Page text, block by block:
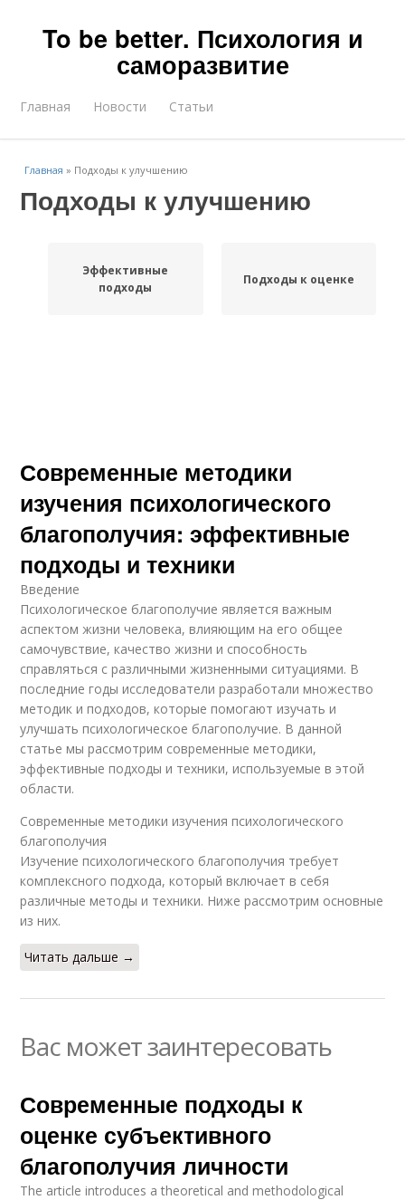
To be better. Психология и
саморазвитие
Главная Новости Статьи
Главная » Подходы к улучшению
Подходы к улучшению
Эффективные
подходы
Подходы к оценке
Современные методики
изучения психологического
благополучия: эффективные
подходы и техники
Введение
Психологическое благополучие является важным
аспектом жизни человека, влияющим на его общее
самочувствие, качество жизни и способность
справляться с различными жизненными ситуациями. В
последние годы исследователи разработали множество
методик и подходов, которые помогают изучать и
улучшать психологическое благополучие. В данной
статье мы рассмотрим современные методики,
эффективные подходы и техники, используемые в этой
области.
Современные методики изучения психологического
благополучия
Изучение психологического благополучия требует
комплексного подхода, который включает в себя
различные методы и техники. Ниже рассмотрим основные
из них.
Читать дальше →
Вас может заинтересовать
Современные подходы к
оценке субъективного
благополучия личности
The article introduces a theoretical and methodological